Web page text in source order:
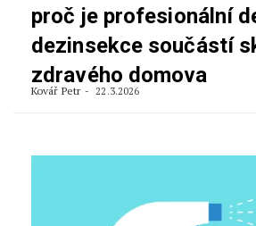
proč je profesionální
dezinsekce součástí
zdravého domova
Kovář Petr 22.3.2026